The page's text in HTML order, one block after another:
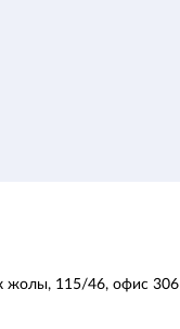
жолы, 115/46, офис 306